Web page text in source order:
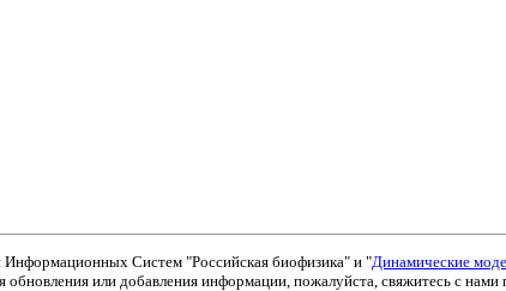
Систем "Российская биофизика" и "Динамические
или добавления информации, пожалуйста, свяжитесь с нами